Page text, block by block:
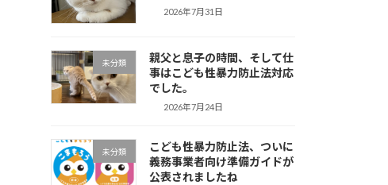
2026年7月31日
未分類
親父と息子の時間、そして仕
事はこども性暴力防止法対応
でした。
2026年7月24日
未分類
こども性暴力防止法、ついに
義務事業者向け準備ガイドが
公表されましたね